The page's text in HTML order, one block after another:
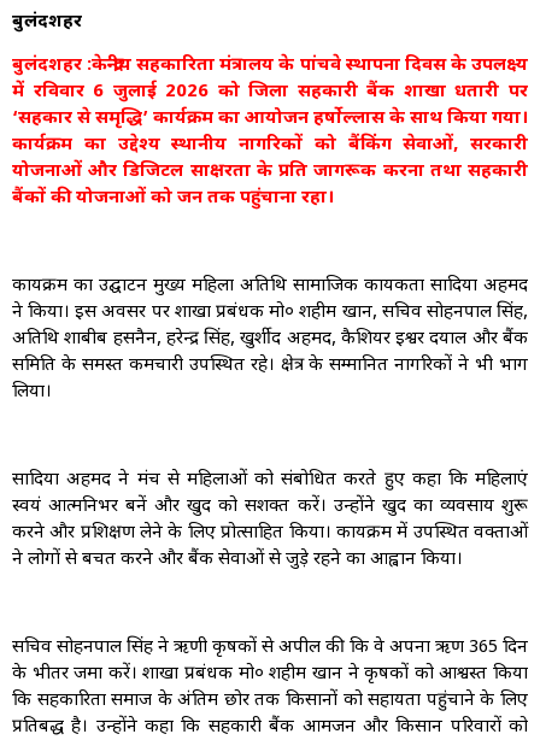
बुलंदशहर
बुलंदशहर :केन्द्रीय सहकारिता मंत्रालय के पांचवे स्थापना दिवस के उपलक्ष्य
में रविवार 6 जुलाई 2026 को जिला सहकारी बैंक शाखा धतारी पर
‘सहकार से समृद्धि’ कार्यक्रम का आयोजन हर्षोल्लास के साथ किया गया।
कार्यक्रम का उद्देश्य स्थानीय नागरिकों को बैंकिंग सेवाओं, सरकारी
योजनाओं और डिजिटल साक्षरता के प्रति जागरूक करना तथा सहकारी
बैंकों की योजनाओं को जन तक पहुंचाना रहा।
कार्यक्रम का उद्घाटन मुख्य महिला अतिथि सामाजिक कार्यकर्ता सादिया अहमद
ने किया। इस अवसर पर शाखा प्रबंधक मो० शहीम खान, सचिव सोहनपाल सिंह,
अतिथि शाबीब हसनैन, हरेन्द्र सिंह, खुर्शीद अहमद, कैशियर ईश्वर दयाल और बैंक
समिति के समस्त कर्मचारी उपस्थित रहे। क्षेत्र के सम्मानित नागरिकों ने भी भाग
लिया।
सादिया अहमद ने मंच से महिलाओं को संबोधित करते हुए कहा कि महिलाएं
स्वयं आत्मनिर्भर बनें और खुद को सशक्त करें। उन्होंने खुद का व्यवसाय शुरू
करने और प्रशिक्षण लेने के लिए प्रोत्साहित किया। कार्यक्रम में उपस्थित वक्ताओं
ने लोगों से बचत करने और बैंक सेवाओं से जुड़े रहने का आह्वान किया।
सचिव सोहनपाल सिंह ने ऋणी कृषकों से अपील की कि वे अपना ऋण 365 दिन
के भीतर जमा करें। शाखा प्रबंधक मो० शहीम खान ने कृषकों को आश्वस्त किया
कि सहकारिता समाज के अंतिम छोर तक किसानों को सहायता पहुंचाने के लिए
प्रतिबद्ध है। उन्होंने कहा कि सहकारी बैंक आमजन और किसान परिवारों को